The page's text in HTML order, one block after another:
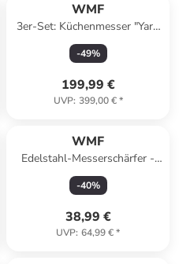
WMF
3er-Set: Küchenmesser "Yari"
in Schwarz
-49%
199,99 €
UVP: 399,00 €*
WMF
Edelstahl-Messerschärfer -
(B)22,5 x (H)9,5 x (T)6,5 cm
-40%
38,99 €
UVP: 64,99 €*